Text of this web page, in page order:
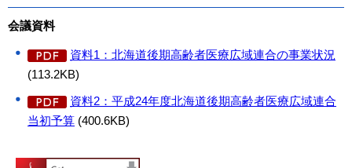
会議資料
資料1：北海道後期高齢者医療広域連合の事業状況
(113.2KB)
資料2：平成24年度北海道後期高齢者医療広域連合
当初予算 (400.6KB)